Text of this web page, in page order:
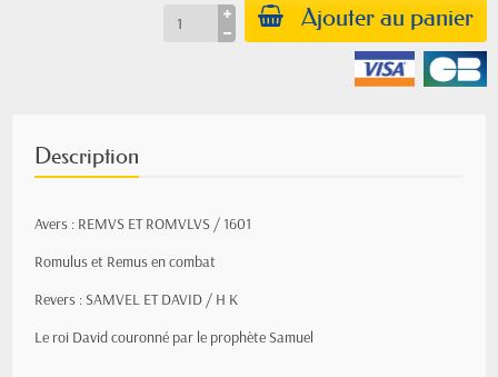
Ajouter au panier
Description
Avers : REMVS ET ROMVLVS / 1601
Romulus et Remus en combat
Revers :SAMVEL ET DAVID / H K
Le roi David couronné par le prophète Samuel